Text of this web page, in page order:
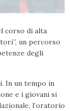
corso di alta
un percorso
degli
In un tempo in
e i giovani si
l’oratorio